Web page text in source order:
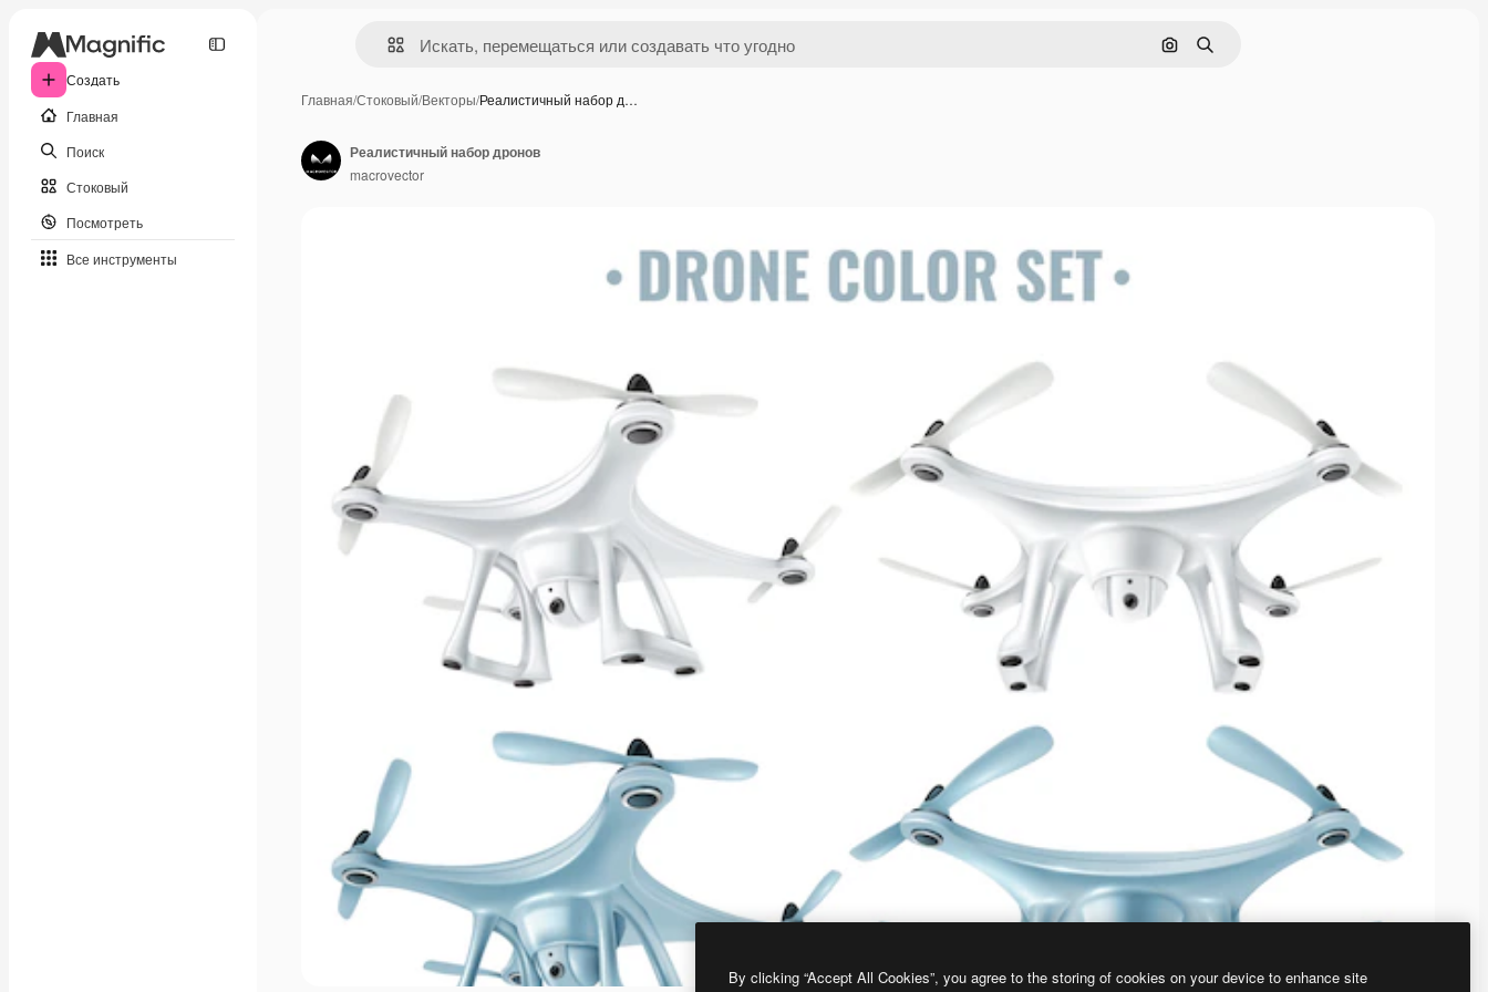
Создать
Главная
Поиск
Стоковый
Посмотреть
Все инструменты
Поиск по изображению
Поиск
Главная/Стоковый/Векторы/Реалистичный набор д…
Реалистичный набор дронов
macrovector
By clicking “Accept All Cookies”, you agree to the storing of cookies on your device to enhance site